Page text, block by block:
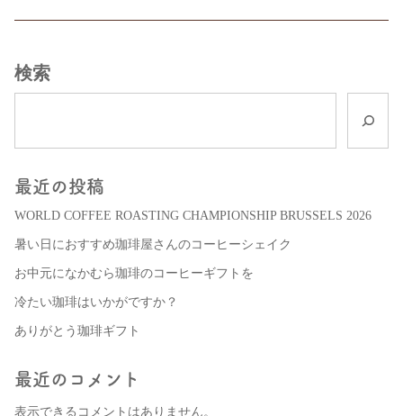
検索
最近の投稿
WORLD COFFEE ROASTING CHAMPIONSHIP BRUSSELS 2026
暑い日におすすめ珈琲屋さんのコーヒーシェイク
お中元になかむら珈琲のコーヒーギフトを
冷たい珈琲はいかがですか？
ありがとう珈琲ギフト
最近のコメント
表示できるコメントはありません。